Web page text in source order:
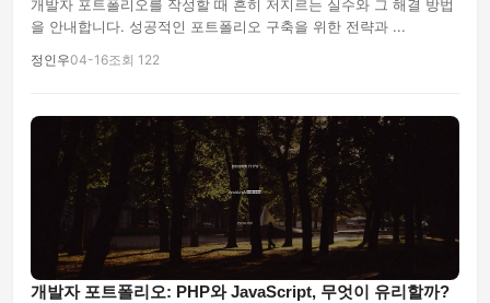
개발자 포트폴리오를 작성할 때 흔히 저지르는 실수와 그 해결 방법
을 안내합니다. 성공적인 포트폴리오 구축을 위한 전략과 ...
정인우04-16조회 122
개발자 포트폴리오: PHP와 JavaScript, 무엇이 유리할까?